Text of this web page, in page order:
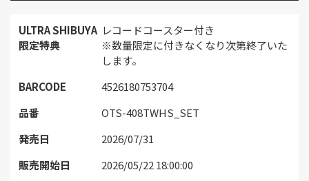
ULTRA SHIBUYA
限定特典
レコードコースター付き
※数量限定に付きなくなり次第終了いた
します。
BARCODE
4526180753704
品番
OTS-408TWHS_SET
発売日
2026/07/31
販売開始日
2026/05/22 18:00:00